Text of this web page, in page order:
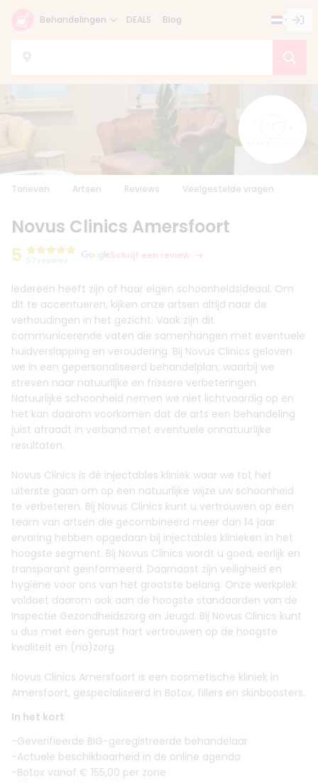
Behandelingen DEALS Blog
Tarieven Artsen Reviews Veelgestelde vragen
Novus Clinics Amersfoort
5
Schrijf een review
Iedereen heeft zijn of haar eigen schoonheidsideaal. Om
dit te accentueren, kijken onze artsen altijd naar de
verhoudingen in het gezicht. Vaak zijn dit
communicerende vaten die samenhangen met eventuele
huidverslapping en veroudering. Bij Novus Clinics geloven
we in een gepersonaliseerd behandelplan, waarbij we
streven naar natuurlijke en frissere verbeteringen.
Natuurlijke schoonheid nemen we niet lichtvaardig op en
het kan daarom voorkomen dat de arts een behandeling
juist afraadt in verband met eventuele onnatuurlijke
resultaten.
Novus Clinics is dé injectables kliniek waar we tot het
uiterste gaan om op een natuurlijke wijze uw schoonheid
te verbeteren. Bij Novus Clinics kunt u vertrouwen op een
team van artsen die gecombineerd meer dan 14 jaar
ervaring hebben opgedaan bij injectables klinieken in het
hoogste segment. Bij Novus Clinics wordt u goed, eerlijk en
transparant geïnformeerd. Daarnaast zijn veiligheid en
hygiëne voor ons van het grootste belang. Onze werkplek
voldoet daarom ook aan de hoogste standaarden van de
Inspectie Gezondheidszorg en Jeugd. Bij Novus Clinics kunt
u dus met een gerust hart vertrouwen op de hoogste
kwaliteit en (na)zorg.
Novus Clinics Amersfoort is een cosmetische kliniek in
Amersfoort, gespecialiseerd in Botox, fillers en skinboosters.
In het kort
-Geverifieerde BIG-geregistreerde behandelaar
-Actuele beschikbaarheid in de online agenda
-Botox vanaf € 155,00 per zone